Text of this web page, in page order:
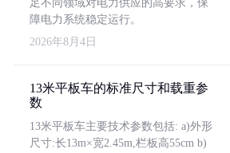
足不同领域对电力供应的高要求，保
障电力系统稳定运行。
2026年8月4日
13米平板车的标准尺寸和载重参
数
13米平板车主要技术参数包括: a)外形
尺寸:长13m×宽2.45m,栏板高55cm b)